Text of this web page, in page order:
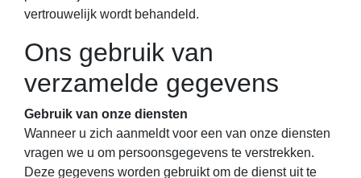
vertrouwelijk wordt behandeld.
Ons gebruik van
verzamelde gegevens
Gebruik van onze diensten
Wanneer u zich aanmeldt voor een van onze diensten
vragen we u om persoonsgegevens te verstrekken.
Deze gegevens worden gebruikt om de dienst uit te